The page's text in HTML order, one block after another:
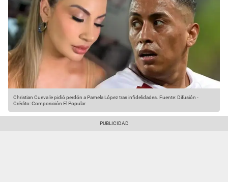
Christian Cueva le pidió perdón a Pamela López tras infidelidades. Fuente: Difusión -
Crédito: Composición El Popular